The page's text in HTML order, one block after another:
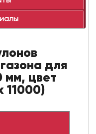
для
цвет
11000)